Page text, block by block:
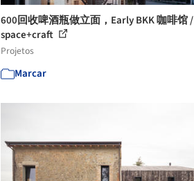
600回收啤酒瓶做立面，Early BKK 咖啡馆 /
space+craft
Projetos
Marcar